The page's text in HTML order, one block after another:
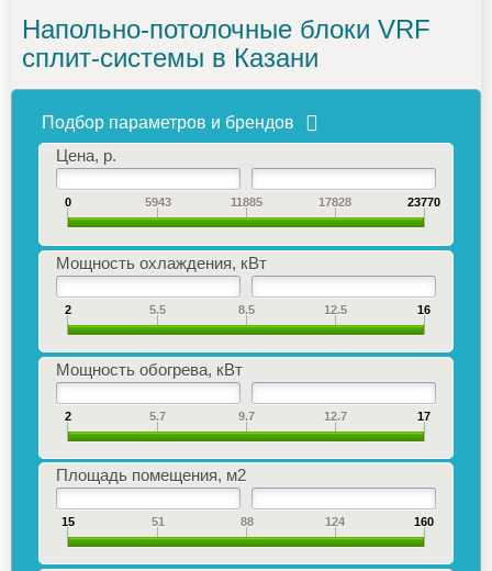
Напольно-потолочные блоки VRF
сплит-системы в Казани
Подбор параметров и брендов
Цена, р.
0 5943 11885 17828 23770
Мощность охлаждения, кВт
2 5.5 8.5 12.5 16
Мощность обогрева, кВт
2 5.7 9.7 12.7 17
Площадь помещения, м2
15 51 88 124 160